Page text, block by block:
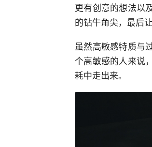
更有创意的想法以
的钻牛角尖，最后
虽然高敏感特质与
个高敏感的人来说
耗中走出来。